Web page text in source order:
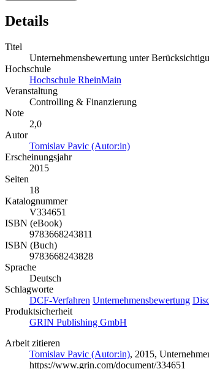
Details
Titel
Unternehmensbewertung unter
Hochschule
Hochschule RheinMain
Veranstaltung
Controlling & Finanzierung
Note
2,0
Autor
Tomislav Pavic (Autor:in)
Erscheinungsjahr
2015
Seiten
18
Katalognummer
V334651
ISBN (eBook)
9783668243811
ISBN (Buch)
9783668243828
Sprache
Deutsch
Schlagworte
DCF-Verfahren Unternehmensbewertung
Produktsicherheit
GRIN Publishing GmbH
Arbeit zitieren
Tomislav Pavic (Autor:in), 2015,
https://www.grin.com/document/334651